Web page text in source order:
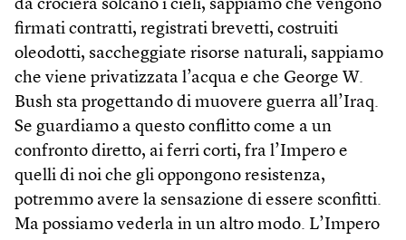
da crociera solcano i cieli, sappiamo che vengono
firmati contratti, registrati brevetti, costruiti
oleodotti, saccheggiate risorse naturali, sappiamo
che viene privatizzata l’acqua e che George W.
Bush sta progettando di muovere guerra all’Iraq.
Se guardiamo a questo conflitto come a un
confronto diretto, ai ferri corti, fra l’Impero e
quelli di noi che gli oppongono resistenza,
potremmo avere la sensazione di essere sconfitti.
Ma possiamo vederla in un altro modo. L’Impero